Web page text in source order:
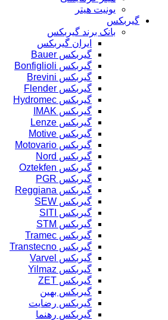
یونیت هیتر
گیربکس
بانک برند گیربکس
ایران گیربکس
گیربکس Bauer
گیربکس Bonfiglioli
گیربکس Brevini
گیربکس Flender
گیربکس Hydromec
گیربکس IMAK
گیربکس Lenze
گیربکس Motive
گیربکس Motovario
گیربکس Nord
گیربکس Oztekfen
گیربکس PGR
گیربکس Reggiana
گیربکس SEW
گیربکس SITI
گیربکس STM
گیربکس Tramec
گیربکس Transtecno
گیربکس Varvel
گیربکس Yilmaz
گیربکس ZET
گیربکس بهین
گیربکس رضایت
گیربکس رهنما